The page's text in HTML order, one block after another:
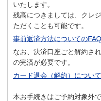
いたします。
残高につきましては、クレ
ただくことも可能です。
事前返済方法についての
なお、決済口座ごと解約さ
の完済が必要です。
カード退会（解約）につい
本お手続きはご予約対象外で